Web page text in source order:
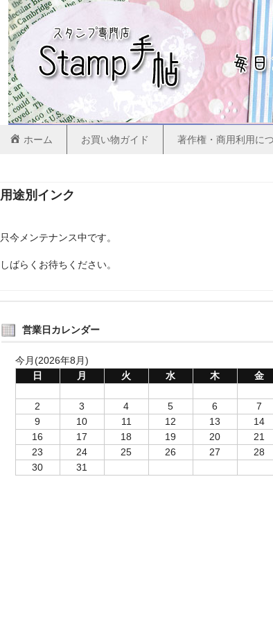
ホーム お買い物ガイド 著作権・商用利用に
用途別インク
只今メンテナンス中です。
しばらくお待ちください。
営業日カレンダー
今月(2026年8月)
日
月 火 水 木 金
2
3 4 5 6 7
9
10 11 12 13 14
16
17 18 19 20 21
23
24 25 26 27 28
30
31